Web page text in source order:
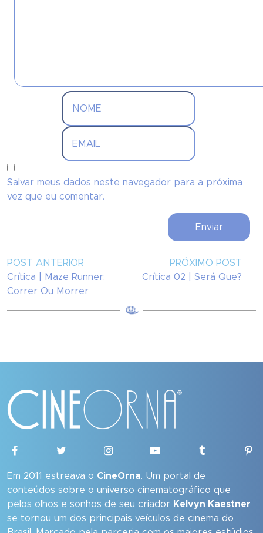
Salvar meus dados neste navegador para a próxima
vez que eu comentar.
POST ANTERIOR
Crítica | Maze Runner:
Correr Ou Morrer
PRÓXIMO POST
Crítica 02 | Será Que?
Em 2011 estreava o CineOrna. Um portal de
conteúdos sobre o universo cinematográfico que
pelos olhos e sonhos de seu criador Kelvyn Kaestner
se tornou um dos principais veículos de cinema do